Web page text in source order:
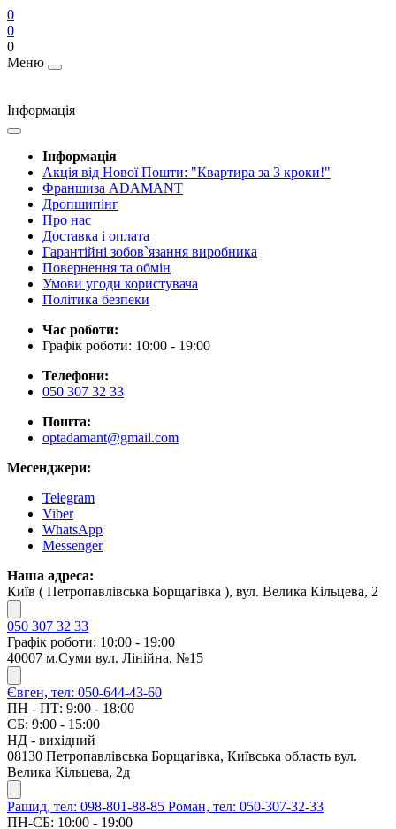
0
0
0
Меню
Інформація
Інформація
Акція від Нової Пошти: "Квартира за 3 кроки!"
Франшиза ADAMANT
Дропшипінг
Про нас
Доставка і оплата
Гарантійні зобов`язання виробника
Повернення та обмін
Умови угоди користувача
Політика безпеки
Час роботи:
Графік роботи: 10:00 - 19:00
Телефони:
050 307 32 33
Пошта:
optadamant@gmail.com
Месенджери:
Telegram
Viber
WhatsApp
Messenger
Наша адреса:
Київ ( Петропавлівська Борщагівка ), вул. Велика Кільцева, 2
050 307 32 33
Графік роботи: 10:00 - 19:00
40007 м.Суми вул. Лінійна, №15
Євген, тел: 050-644-43-60
ПН - ПТ: 9:00 - 18:00
СБ: 9:00 - 15:00
НД - вихідний
08130 Петропавлівська Борщагівка, Київська область вул.
Велика Кільцева, 2д
Рашид, тел: 098-801-88-85 Роман, тел: 050-307-32-33
ПН-СБ: 10:00 - 19:00